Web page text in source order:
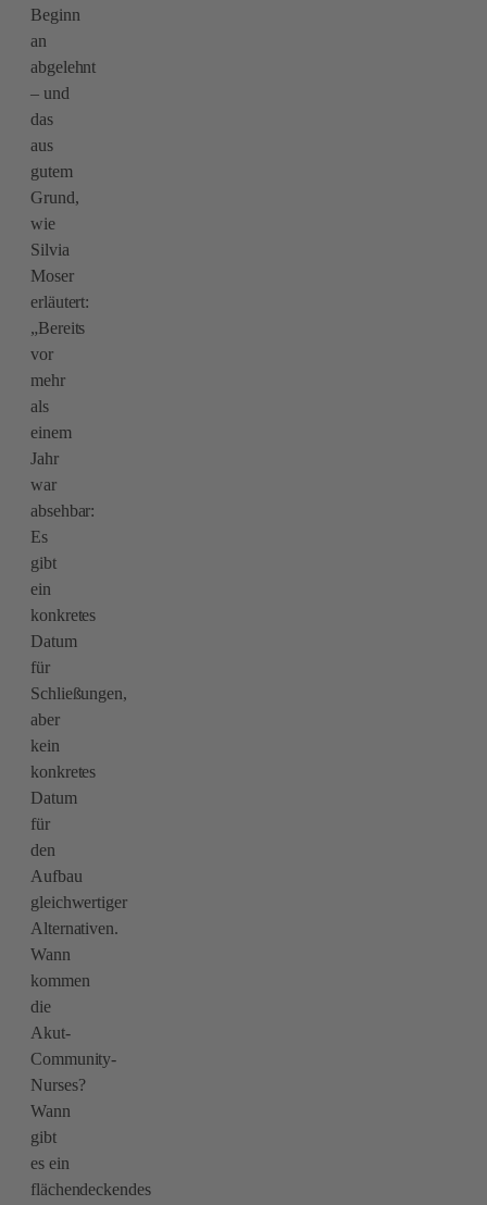
Beginn
an
abgelehnt
– und
das
aus
gutem
Grund,
wie
Silvia
Moser
erläutert:
„Bereits
vor
mehr
als
einem
Jahr
war
absehbar:
Es
gibt
ein
konkretes
Datum
für
Schließungen,
aber
kein
konkretes
Datum
für
den
Aufbau
gleichwertiger
Alternativen.
Wann
kommen
die
Akut-
Community-
Nurses?
Wann
gibt
es ein
flächendeckendes